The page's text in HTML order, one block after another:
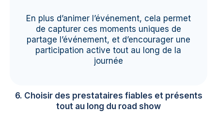
En plus d’animer l’événement, cela permet
de capturer ces moments uniques de
partage l’événement, et d’encourager une
participation active tout au long de la
journée
6. Choisir des prestataires fiables et présents
tout au long du road show